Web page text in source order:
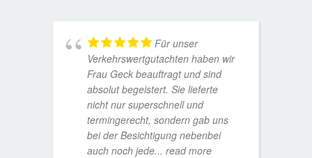
Für unser
Verkehrswertgutachten haben wir
Frau Geck beauftragt und sind
absolut begeistert. Sie lieferte
nicht nur superschnell und
termingerecht, sondern gab uns
bei der Besichtigung nebenbei
auch noch jede... read more